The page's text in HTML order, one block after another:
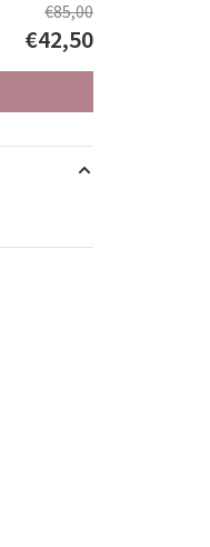
€85,00
€42,50